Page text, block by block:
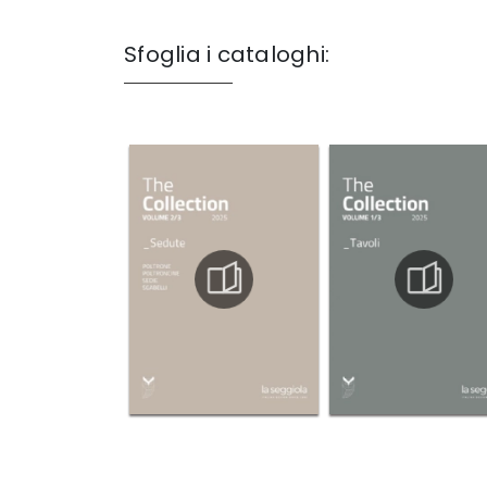
Sfoglia i cataloghi: